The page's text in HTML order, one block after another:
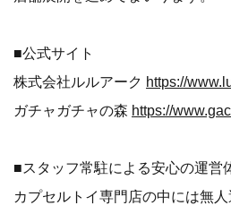
■公式サイト
株式会社ルルアーク https://
ガチャガチャの森 https://
■スタッフ常駐による安心の運営
カプセルトイ専門店の中には無